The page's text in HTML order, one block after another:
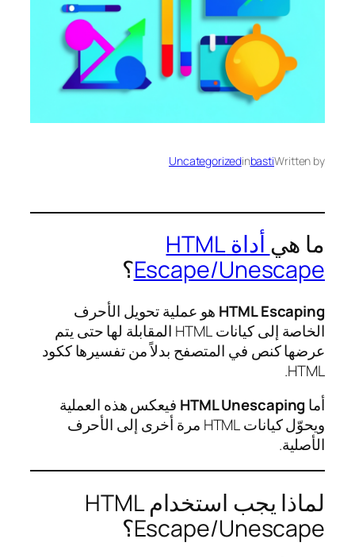
Written by
basti
in
Uncategorized
ما هي
أداة HTML
Escape/Unescape؟
HTML Escaping هو عملية تحويل الأحرف
الخاصة إلى كيانات HTML المقابلة لها حتى يتم
عرضها كنص في المتصفح بدلاً من تفسيرها ككود
HTML.
أما HTML Unescaping فيعكس هذه العملية
ويحوّل كيانات HTML مرة أخرى إلى الأحرف
الأصلية.
لماذا يجب استخدام HTML
Escape/Unescape؟